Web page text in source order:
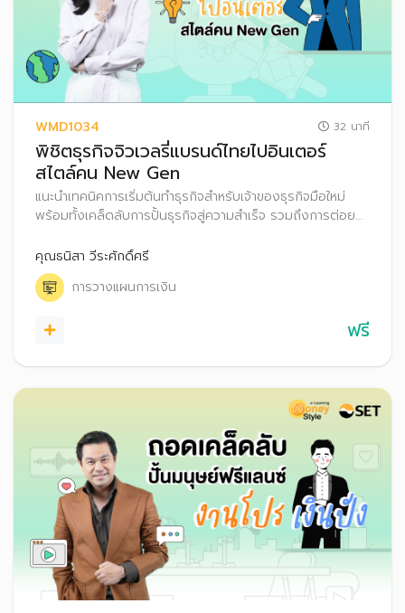
WMD1034 32 นาที
พิชิตธุรกิจจิวเวลรี่แบรนด์ไทยไปอินเตอร์
สไตล์คน New Gen
แนะนำเทคนิคการเริ่มต้นทำธุรกิจสำหรับเจ้าของธุรกิจมือใหม่
พร้อมทั้งเคล็ดลับการปั้นธุรกิจสู่ความสำเร็จ รวมถึงการต่อย
คุณธนิสา วีระศักดิ์ศรี
การวางแผนการเงิน
ฟรี